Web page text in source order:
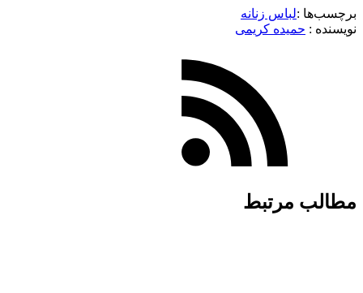
برچسب‌ها :لباس زنانه
نویسنده :‌ حمیده کریمی
مطالب مرتبط